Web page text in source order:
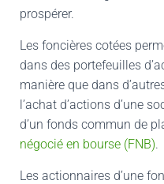
prospérer.
Les foncières cotées
dans des portefeuilles
manière que dans
l’achat d’actions d’une
d’un fonds commun de
négocié en bourse (FNB).
Les actionnaires d’une